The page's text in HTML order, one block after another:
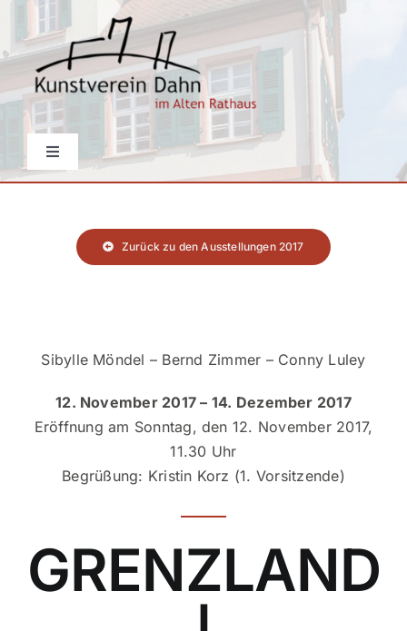
content
Toggle
Navigation
Aktuelles
Ausstellungen
Zurück zu den Ausstellungen 2017
Sibylle Möndel – Bernd Zimmer – Conny Luley
12. November 2017 – 14. Dezember 2017
Eröffnung am Sonntag, den 12. November 2017,
11.30 Uhr
Begrüßung: Kristin Korz (1. Vorsitzende)
GRENZLAND